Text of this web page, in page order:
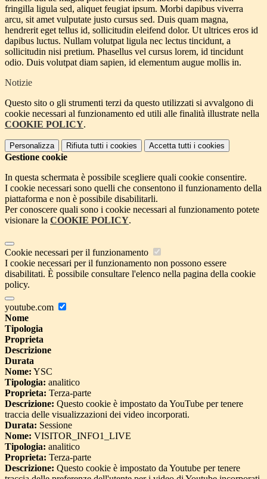
fringilla ligula sed, aliquet feugiat ipsum. Morbi dapibus viverra
arcu, sit amet vulputate justo cursus sed. Duis quam magna,
hendrerit eget tellus id, sollicitudin eleifend dolor. Ut ultrices eros id
dapibus luctus. Nullam volutpat ligula nec lectus tincidunt, a
sollicitudin nisi pretium. Phasellus vel cursus lorem, id tincidunt
odio. Duis volutpat diam sapien, id elementum augue mollis in.
Notizie
Questo sito o gli strumenti terzi da questo utilizzati si avvalgono di
cookie necessari al funzionamento ed utili alle finalità illustrate nella
COOKIE POLICY.
Personalizza Rifiuta tutti i cookies Accetta tutti i cookies
Gestione cookie
In questa schermata è possibile scegliere quali cookie consentire.
I cookie necessari sono quelli che consentono il funzionamento della
piattaforma e non è possibile disabilitarli.
Per conoscere quali sono i cookie necessari al funzionamento potete
visionare la COOKIE POLICY.
Cookie necessari per il funzionamento
I cookie necessari per il funzionamento non possono essere
disabilitati. È possibile consultare l'elenco nella pagina della cookie
policy.
youtube.com
Nome
Tipologia
Proprieta
Descrizione
Durata
Nome: YSC
Tipologia: analitico
Proprieta: Terza-parte
Descrizione: Questo cookie è impostato da YouTube per tenere
traccia delle visualizzazioni dei video incorporati.
Durata: Sessione
Nome: VISITOR_INFO1_LIVE
Tipologia: analitico
Proprieta: Terza-parte
Descrizione: Questo cookie è impostato da Youtube per tenere